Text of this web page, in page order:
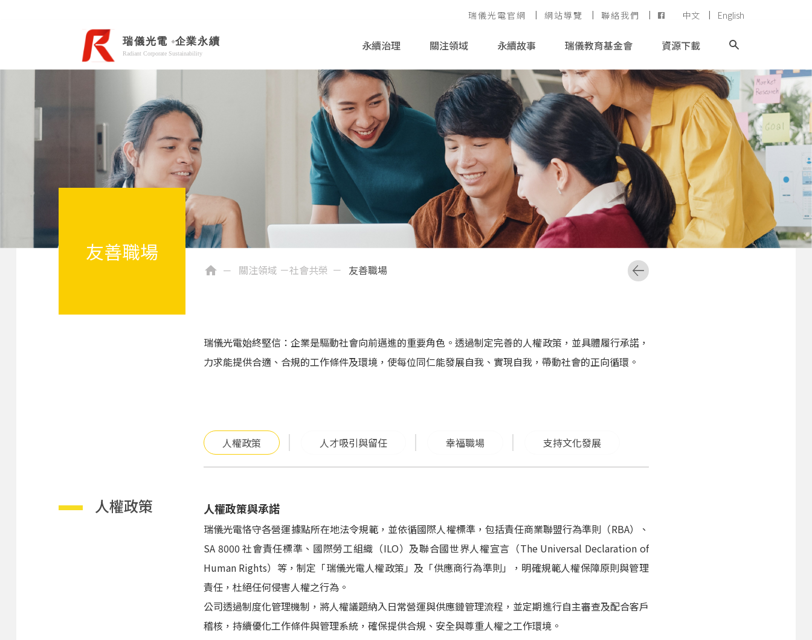
瑞儀光電官網 網站導覽 聯絡我們 中文 English
永續治理 關注領域 永續故事 瑞儀教育基金會 資源下載
友善職場
home 關注領域 －社會共榮 友善職場
瑞儀光電始終堅信：企業是驅動社會向前邁進的重要角色。透過制定完善的人權政策，並具體履行承諾，
力求能提供合適、合規的工作條件及環境，使每位同仁能發展自我、實現自我，帶動社會的正向循環。
人權政策 人才吸引與留任 幸福職場 支持文化發展
人權政策 人權政策與承諾
瑞儀光電恪守各營運據點所在地法令規範，並依循國際人權標準，包括責任商業聯盟行為準則（RBA）、
SA 8000 社會責任標準、國際勞工組織（ILO）及聯合國世界人權宣言（The Universal Declaration of
Human Rights）等，制定「瑞儀光電人權政策」及「供應商行為準則」，明確規範人權保障原則與管理
責任，杜絕任何侵害人權之行為。
公司透過制度化管理機制，將人權議題納入日常營運與供應鏈管理流程，並定期進行自主審查及配合客戶
稽核，持續優化工作條件與管理系統，確保提供合規、安全與尊重人權之工作環境。